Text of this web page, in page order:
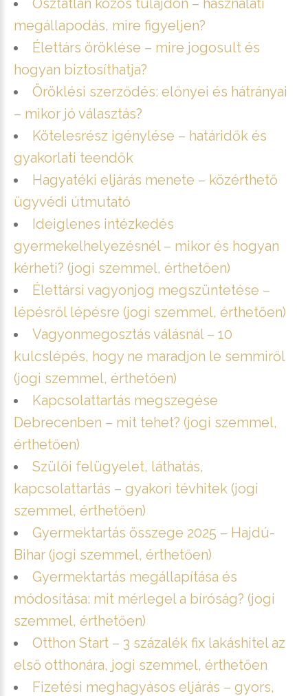
megállapodás, mire figyeljen?
Élettárs öröklése – mire jogosult és
hogyan biztosíthatja?
Öröklési szerződés: előnyei és hátrányai
– mikor jó választás?
Kötelesrész igénylése – határidők és
gyakorlati teendők
Hagyatéki eljárás menete – közérthető
ügyvédi útmutató
Ideiglenes intézkedés
gyermekelhelyezésnél – mikor és hogyan
kérheti? (jogi szemmel, érthetően)
Élettársi vagyonjog megszüntetése –
lépésről lépésre (jogi szemmel, érthetően)
Vagyonmegosztás válásnál – 10
kulcslépés, hogy ne maradjon le semmiről
(jogi szemmel, érthetően)
Kapcsolattartás megszegése
Debrecenben – mit tehet? (jogi szemmel,
érthetően)
Szülői felügyelet, láthatás,
kapcsolattartás – gyakori tévhitek (jogi
szemmel, érthetően)
Gyermektartás összege 2025 – Hajdú-
Bihar (jogi szemmel, érthetően)
Gyermektartás megállapítása és
módosítása: mit mérlegel a bíróság? (jogi
szemmel, érthetően)
Otthon Start – 3 százalék fix lakáshitel az
első otthonára, jogi szemmel, érthetően
Fizetési meghagyásos eljárás – gyors,